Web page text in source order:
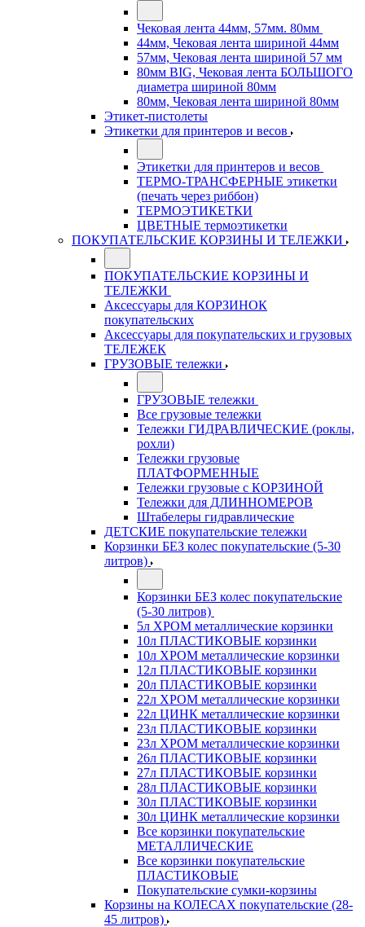
Чековая лента 44мм, 57мм. 80мм
44мм, Чековая лента шириной 44мм
57мм, Чековая лента шириной 57 мм
80мм BIG, Чековая лента БОЛЬШОГО
диаметра шириной 80мм
80мм, Чековая лента шириной 80мм
Этикет-пистолеты
Этикетки для принтеров и весов
Этикетки для принтеров и весов
ТЕРМО-ТРАНСФЕРНЫЕ этикетки
(печать через риббон)
ТЕРМОЭТИКЕТКИ
ЦВЕТНЫЕ термоэтикетки
ПОКУПАТЕЛЬСКИЕ КОРЗИНЫ И ТЕЛЕЖКИ
ПОКУПАТЕЛЬСКИЕ КОРЗИНЫ И
ТЕЛЕЖКИ
Аксессуары для КОРЗИНОК
покупательских
Аксессуары для покупательских и грузовых
ТЕЛЕЖЕК
ГРУЗОВЫЕ тележки
ГРУЗОВЫЕ тележки
Все грузовые тележки
Тележки ГИДРАВЛИЧЕСКИЕ (роклы,
рохли)
Тележки грузовые
ПЛАТФОРМЕННЫЕ
Тележки грузовые с КОРЗИНОЙ
Тележки для ДЛИННОМЕРОВ
Штабелеры гидравлические
ДЕТСКИЕ покупательские тележки
Корзинки БЕЗ колес покупательские (5-30
литров)
Корзинки БЕЗ колес покупательские
(5-30 литров)
5л ХРОМ металлические корзинки
10л ПЛАСТИКОВЫЕ корзинки
10л ХРОМ металлические корзинки
12л ПЛАСТИКОВЫЕ корзинки
20л ПЛАСТИКОВЫЕ корзинки
22л ХРОМ металлические корзинки
22л ЦИНК металлические корзинки
23л ПЛАСТИКОВЫЕ корзинки
23л ХРОМ металлические корзинки
26л ПЛАСТИКОВЫЕ корзинки
27л ПЛАСТИКОВЫЕ корзинки
28л ПЛАСТИКОВЫЕ корзинки
30л ПЛАСТИКОВЫЕ корзинки
30л ЦИНК металлические корзинки
Все корзинки покупательские
МЕТАЛЛИЧЕСКИЕ
Все корзинки покупательские
ПЛАСТИКОВЫЕ
Покупательские сумки-корзины
Корзины на КОЛЕСАХ покупательские (28-
45 литров)